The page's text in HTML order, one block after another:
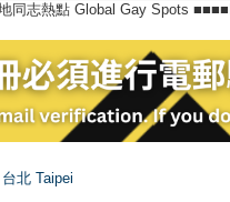
同志熱點 Global Gay Spots ■■■■
台北 Taipei